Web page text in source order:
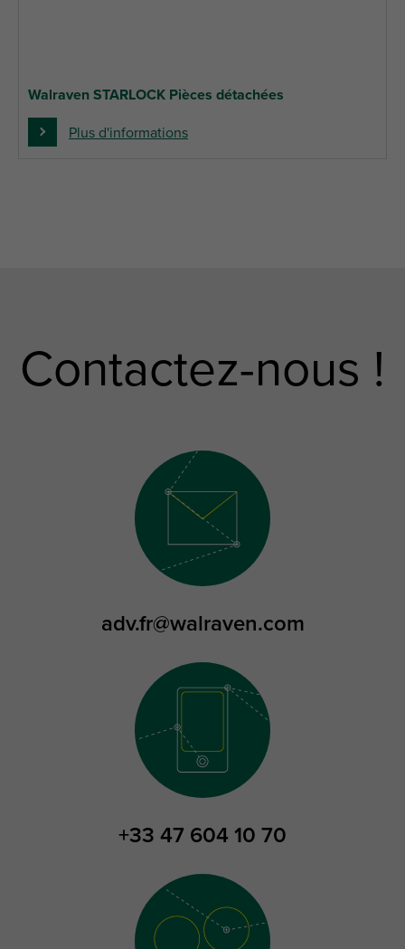
Walraven STARLOCK Pièces détachées
Plus d'informations
Contactez-nous !
adv.fr@walraven.com
+33 47 604 10 70